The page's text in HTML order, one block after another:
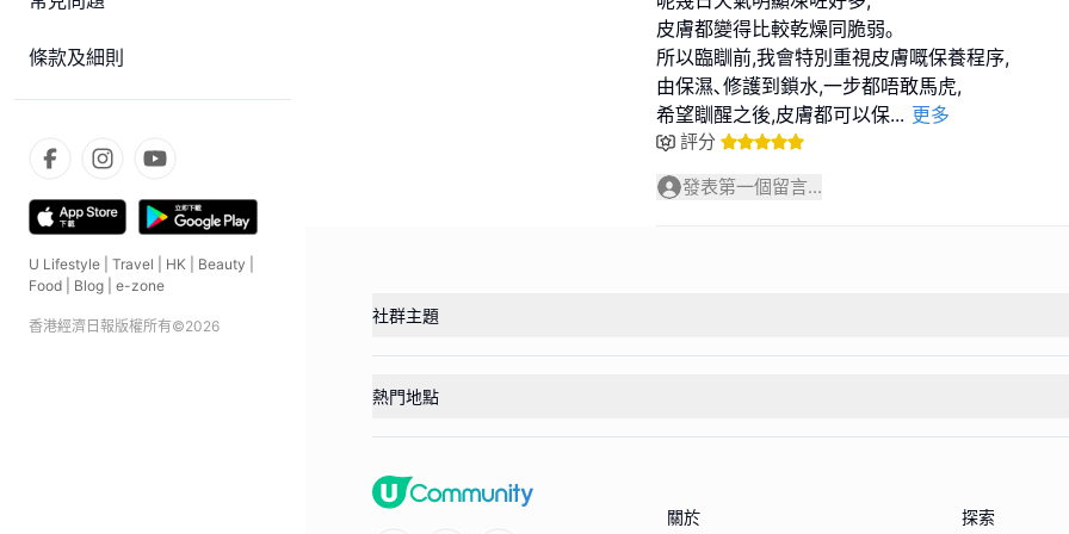
條款及細則
U Lifestyle Travel HK Beauty
Food
Blog e-zone
香港經濟日報版權所有©2026
皮膚都變得比較乾燥同脆弱｡
所以臨瞓前,我會特別重視皮膚嘅保養程序,
由保濕､修護到鎖水,一步都唔敢馬虎,
希望瞓醒之後,皮膚都可以保... 更多
評分
發表第一個留言...
社群主題
熱門地點
關於 探索